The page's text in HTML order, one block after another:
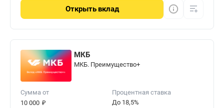
Открыть вклад
МКБ
МКБ. Преимущество+
Сумма от
10 000 ₽
Процентная ставка
До 18,5%